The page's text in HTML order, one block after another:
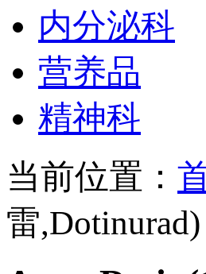
内分泌科
营养品
精神科
当前位置：
雷,Dotinurad)